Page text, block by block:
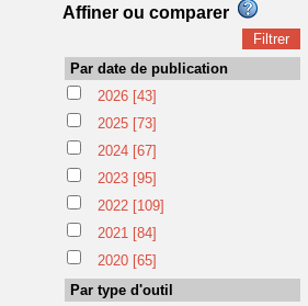
Affiner ou comparer
Par date de publication
2026 [43]
2025 [73]
2024 [67]
2023 [95]
2022 [109]
2021 [84]
2020 [65]
Par type d'outil